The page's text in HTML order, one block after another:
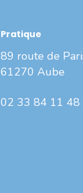
Pratique
89 route de
61270 Aube
02 33 84 11 48